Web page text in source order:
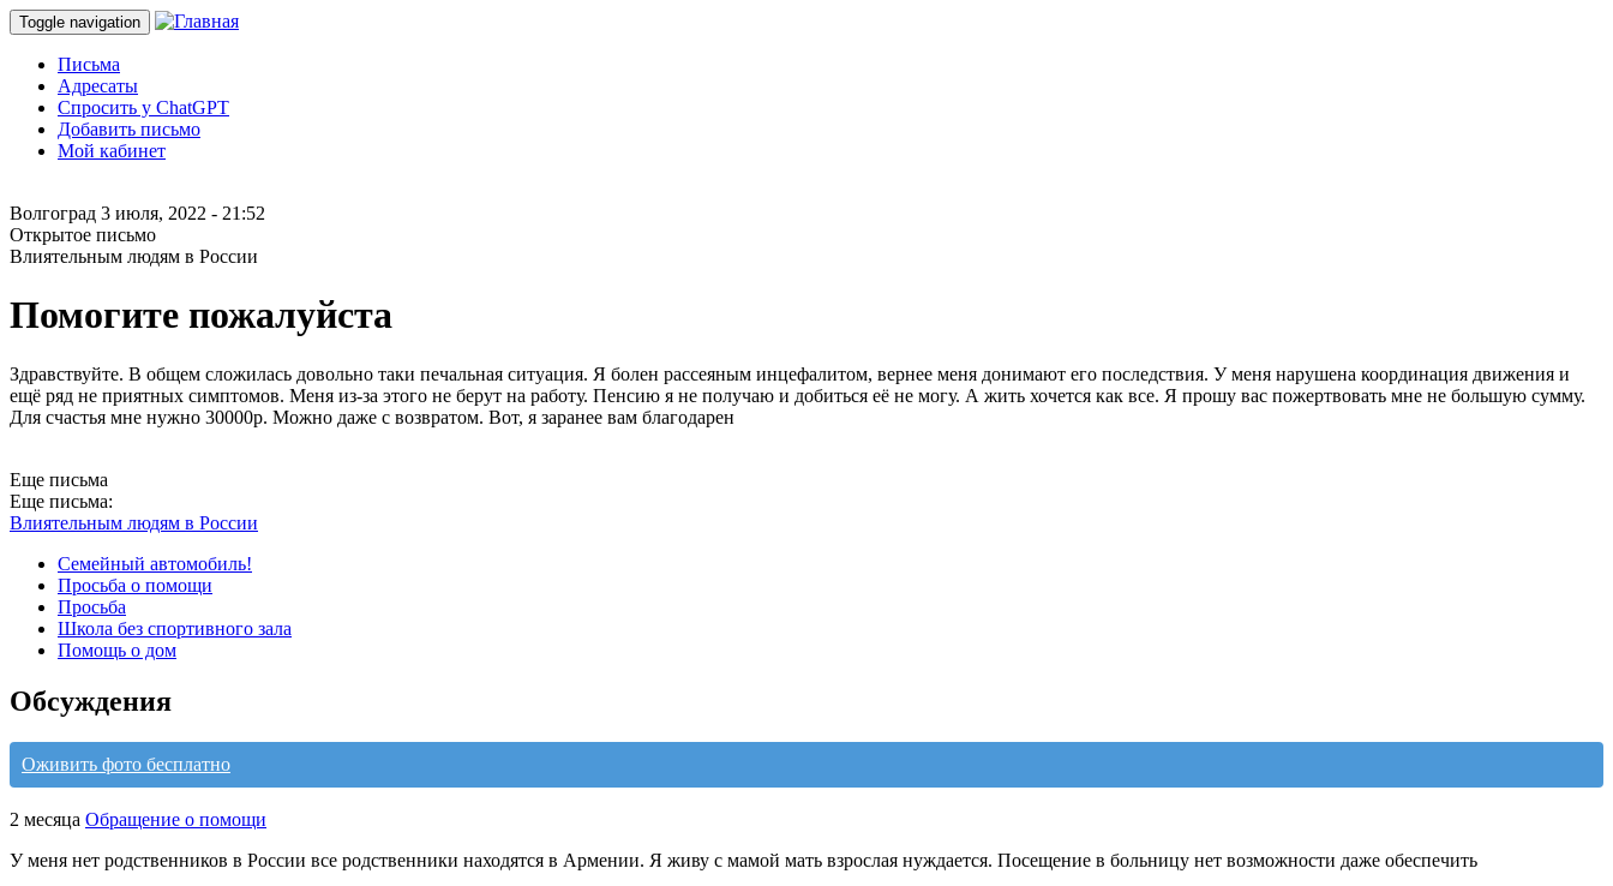
Toggle navigation
Письма
Адресаты
Спросить у ChatGPT
Добавить письмо
Мой кабинет
Волгоград 3 июля, 2022 - 21:52
Открытое письмо
Влиятельным людям в России
Помогите пожалуйста
Здравствуйте. В общем сложилась довольно таки печальная ситуация. Я болен рассеяным инцефалитом, вернее меня донимают его последствия. У меня нарушена координация движения и
ещё ряд не приятных симптомов. Меня из-за этого не берут на работу. Пенсию я не получаю и добиться её не могу. А жить хочется как все. Я прошу вас пожертвовать мне не большую сумму.
Для счастья мне нужно 30000р. Можно даже с возвратом. Вот, я заранее вам благодарен
Еще письма
Еще письма:
Влиятельным людям в России
Семейный автомобиль!
Просьба о помощи
Просьба
Школа без спортивного зала
Помощь о дом
Обсуждения
Оживить фото бесплатно
2 месяца Обращение о помощи
У меня нет родственников в России все родственники находятся в Армении. Я живу с мамой мать взрослая нуждается. Посещение в больницу нет возможности даже обеспечить